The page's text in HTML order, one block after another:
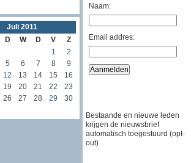
Juli 2011
D W D V
Z
1
2
5 6 7 8
9
12 13 14 15
16
19 20 21 22
23
26 27 28 29
30
Naam:
Email addres:
Bestaande en nieuwe leden
krijgen de nieuwsbrief
automatisch toegestuurd (opt-
out)